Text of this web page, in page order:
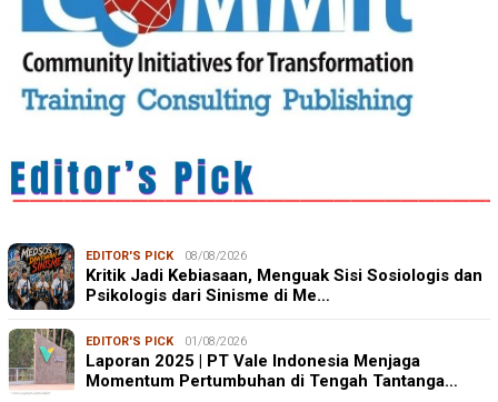
EDITOR'S PICK 08/08/2026
Kritik Jadi Kebiasaan, Menguak Sisi Sosiologis dan
Psikologis dari Sinisme di Me…
EDITOR'S PICK 01/08/2026
Laporan 2025 | PT Vale Indonesia Menjaga
Momentum Pertumbuhan di Tengah Tantanga…